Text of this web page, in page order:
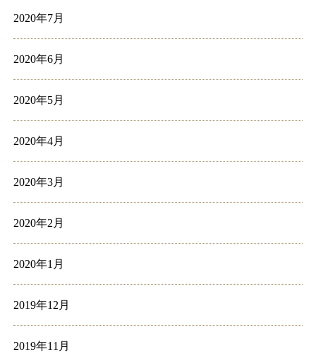
2020年7月
2020年6月
2020年5月
2020年4月
2020年3月
2020年2月
2020年1月
2019年12月
2019年11月